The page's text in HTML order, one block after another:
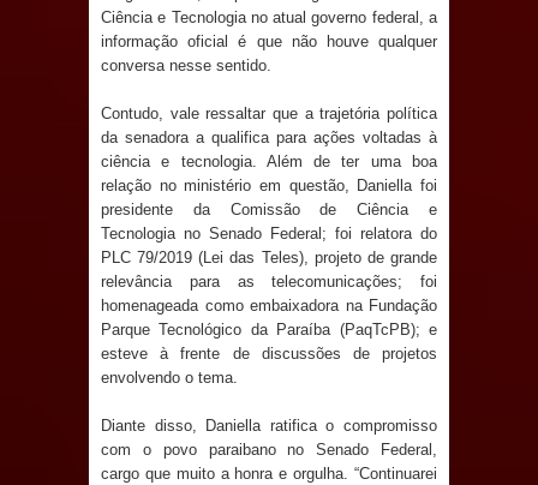
Anjos
O verdadeiro oxigênio do Estado
Democrático de Direito – Bacharela
aborda de maneira inédita no mundo
jurídico brasileiro, temas polêmicos;
Confira!
Prefeitura de Sapé promove
campanha Julho Neon com ações de
Caldas Brandão: gestão municipal
Ciência e Tecnologia no atual governo federal, a
informação oficial é que não houve qualquer
conversa nesse sentido.
Contudo, vale ressaltar que a trajetória política
da senadora a qualifica para ações voltadas à
ciência e tecnologia. Além de ter uma boa
relação no ministério em questão, Daniella foi
presidente da Comissão de Ciência e
Tecnologia no Senado Federal; foi relatora do
PLC 79/2019 (Lei das Teles), projeto de grande
relevância para as telecomunicações; foi
homenageada como embaixadora na Fundação
Parque Tecnológico da Paraíba (PaqTcPB); e
esteve à frente de discussões de projetos
envolvendo o tema.
Diante disso, Daniella ratifica o compromisso
com o povo paraibano no Senado Federal,
cargo que muito a honra e orgulha. “Continuarei